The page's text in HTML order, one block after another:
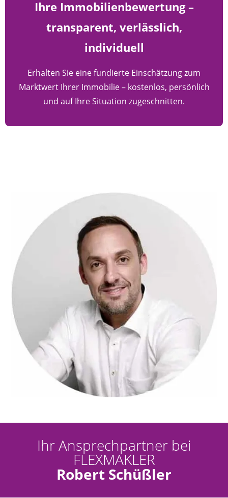
Ihre Immobilienbewertung –
transparent, verlässlich,
individuell
Erhalten Sie eine fundierte Einschätzung zum
Marktwert Ihrer Immobilie – kostenlos, persönlich
und auf Ihre Situation zugeschnitten.
Ihr Ansprechpartner bei
FLEXMAKLER
Robert Schüßler